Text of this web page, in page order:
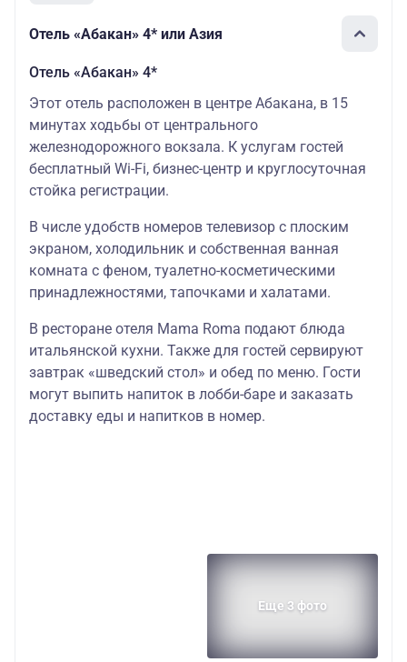
Отель «Абакан» 4* или Азия
Отель «Абакан» 4*
Этот отель расположен в центре Абакана, в 15
минутах ходьбы от центрального
железнодорожного вокзала. К услугам гостей
бесплатный Wi-Fi, бизнес-центр и круглосуточная
стойка регистрации.
В числе удобств номеров телевизор с плоским
экраном, холодильник и собственная ванная
комната с феном, туалетно-косметическими
принадлежностями, тапочками и халатами.
В ресторане отеля Mama Roma подают блюда
итальянской кухни. Также для гостей сервируют
завтрак «шведский стол» и обед по меню. Гости
могут выпить напиток в лобби-баре и заказать
доставку еды и напитков в номер.
Еще 3 фото